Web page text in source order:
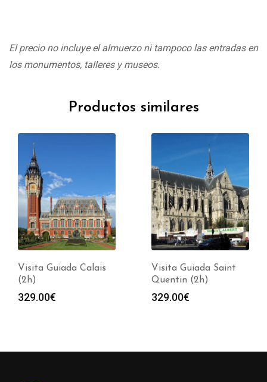
El precio no incluye el almuerzo ni tampoco las entradas en
los monumentos, talleres y museos.
Productos similares
Visita Guiada Calais
(2h)
329.00€
Visita Guiada Saint
Quentin (2h)
329.00€